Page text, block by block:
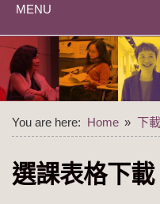
MENU
You are here: Home 下
選課表格下載